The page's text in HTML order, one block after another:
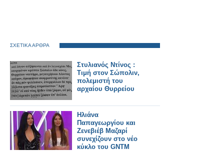
ΣΧΕΤΙΚΑ ΑΡΘΡΑ
Στυλιανός Ντίνος :
Τιμή στον Σώπολιν,
πολεμιστή του
αρχαίου Θυρρείου
Ηλιάνα
Παπαγεωργίου και
Ζενεβιέβ Μαζαρί
συνεχίζουν στο νέο
κύκλο του GNTM